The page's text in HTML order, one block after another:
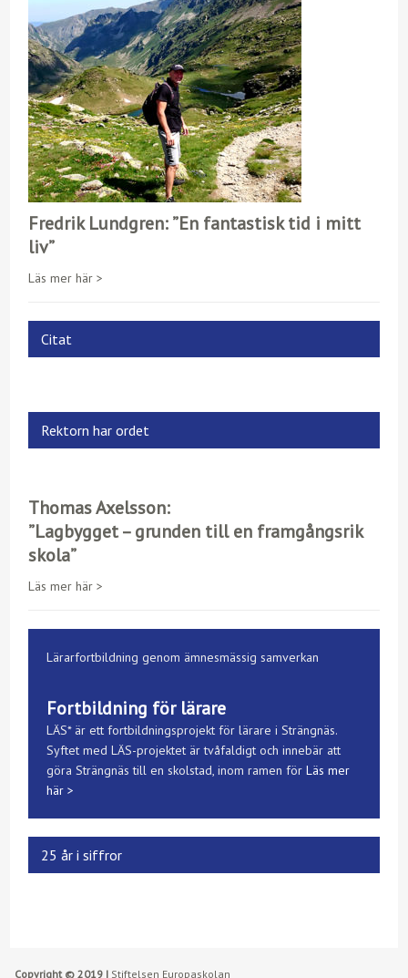
Fredrik Lundgren: ”En fantastisk tid i mitt
liv”
Läs mer här >
Citat
Rektorn har ordet
Thomas Axelsson:
”Lagbygget – grunden till en framgångsrik
skola”
Läs mer här >
Lärarfortbildning genom ämnesmässig samverkan
Fortbildning för lärare
LÄS* är ett fortbildningsprojekt för lärare i Strängnäs.
Syftet med LÄS-projektet är tvåfaldigt och innebär att
göra Strängnäs till en skolstad, inom ramen förLäs mer
här >
25 år i siffror
Copyright © 2019 | Stiftelsen Europaskolan